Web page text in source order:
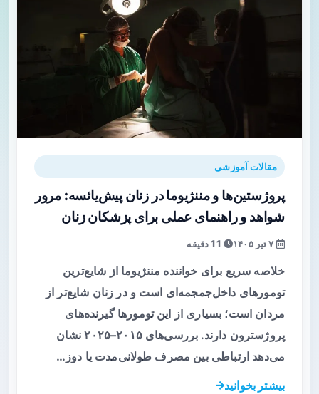
مقالات آموزشی
پروژستین‌ها و مننژیوما در زنان پیش‌یائسه: مرور
شواهد و راهنمای عملی برای پزشکان زنان
خلاصه سریع برای خواننده مننژیوما از شایع‌ترین
تومورهای داخل‌جمجمه‌ای است و در زنان شایع‌تر از
مردان است؛ بسیاری از این تومورها گیرنده‌های
پروژسترون دارند. بررسی‌های ۲۰۱۵–۲۰۲۵ نشان
می‌دهد ارتباطی بین مصرف طولانی‌مدت یا دوز…
بیشتر بخوانید